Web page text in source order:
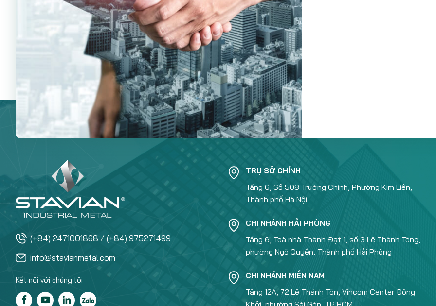
(+84) 2471001868 / (+84) 975271499
info@stavianmetal.com
Kết nối với chúng tôi
TRỤ SỞ CHÍNH
Tầng 6, Số 508 Trường Chinh, Phường Kim Liên,
Thành phố Hà Nội
CHI NHÁNH HẢI PHÒNG
Tầng 6, Toà nhà Thành Đạt 1, số 3 Lê Thành Tông,
phường Ngô Quyền, Thành phố Hải Phòng
CHI NHÁNH MIỀN NAM
Tầng 12A, 72 Lê Thánh Tôn, Vincom Center Đồng
Khởi, phường Sài Gòn, TP HCM